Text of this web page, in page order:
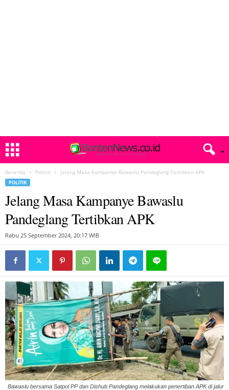
Beranda Politik Jelang Masa Kampanye Bawaslu Pandeglang Tertibkan APK
POLITIK
Jelang Masa Kampanye Bawaslu
Pandeglang Tertibkan APK
Rabu 25 September 2024, 20:17 WIB
Bawaslu bersama Satpol PP dan Dishub Pandeglang melakukan penertiban APK di jalur